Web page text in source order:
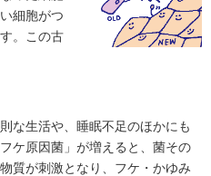
細胞がつ
。この古
な生活や、睡眠不足のほかにも
ケ原因菌」が増えると、菌その
質が刺激となり、フケ・かゆみ